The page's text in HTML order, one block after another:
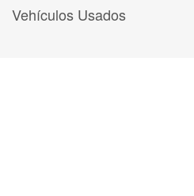
Vehículos Usados